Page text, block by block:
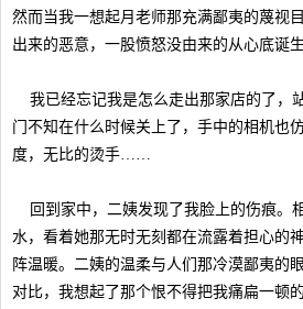
然而当我一想起月老师那充满鄙夷的蔑视
出来的恶意，一股愤怒没由来的从心底
我已经忘记我是怎么走出那家店的了，
门不知在什么时候关上了，手中的相机也
度，无比的烫手……
回到家中，二姨发现了我脸上的伤痕。
水，看着她那无时无刻都在流露着担心的
阵温暖。二姨的温柔与人们那冷漠鄙夷的
对比，我想起了那个恨不得把我痛扁一